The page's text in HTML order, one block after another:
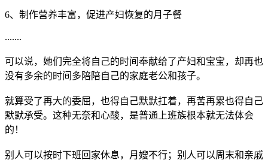
6、制作营养丰富，促进产妇恢复的月子餐
.......
可以说，她们完全将自己的时间奉献给了产妇和宝宝，却再也
没有多余的时间多陪陪自己的家庭老公和孩子。
就算受了再大的委屈，也得自己默默扛着，再苦再累也得自己
默默承受。这种无奈和心酸，是普通上班族根本就无法体会
的！
别人可以按时下班回家休息，月嫂不行；别人可以周末和亲戚